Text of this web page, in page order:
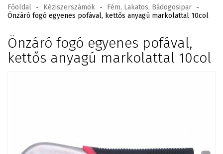
Főoldal - Kéziszerszámok - Fém, Lakatos, Bádogosipar -
Önzáró fogó egyenes pofával, kettős anyagú markolattal 10col
Önzáró fogó egyenes pofával,
kettős anyagú markolattal 10col